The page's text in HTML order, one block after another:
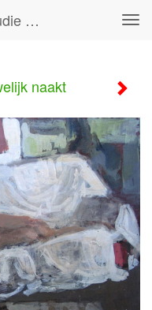
Jeroen Van Olphen - Modelstudie Vrouwelijk Naakt
naakt